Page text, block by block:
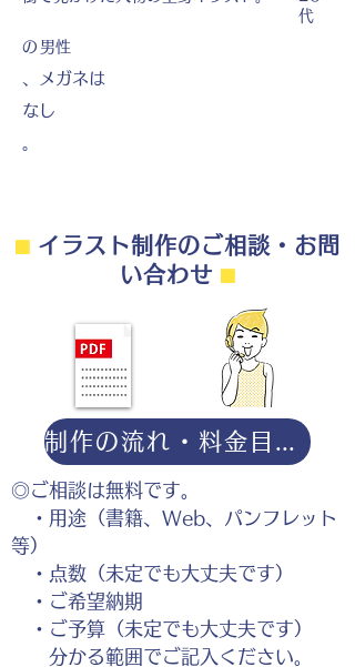
代
の 男性
、メガネは
なし
。
⬛︎イラスト制作のご相談・お問
い合わせ ⬛︎
◎ご相談は無料です。
・用途（書籍、Web、パンフレット
等）
・点数（未定でも大丈夫です）
・ご希望納期
・ご予算（未定でも大丈夫です）
分かる範囲でご記入ください。